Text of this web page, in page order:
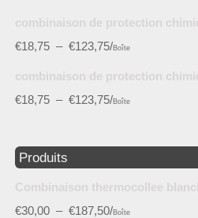
combinaison de protection
€18,75 – €123,75/Boîte
combinaison de protection
€18,75 – €123,75/Boîte
Produits
Combinaison thermocollee
€30,00 – €187,50/Boîte